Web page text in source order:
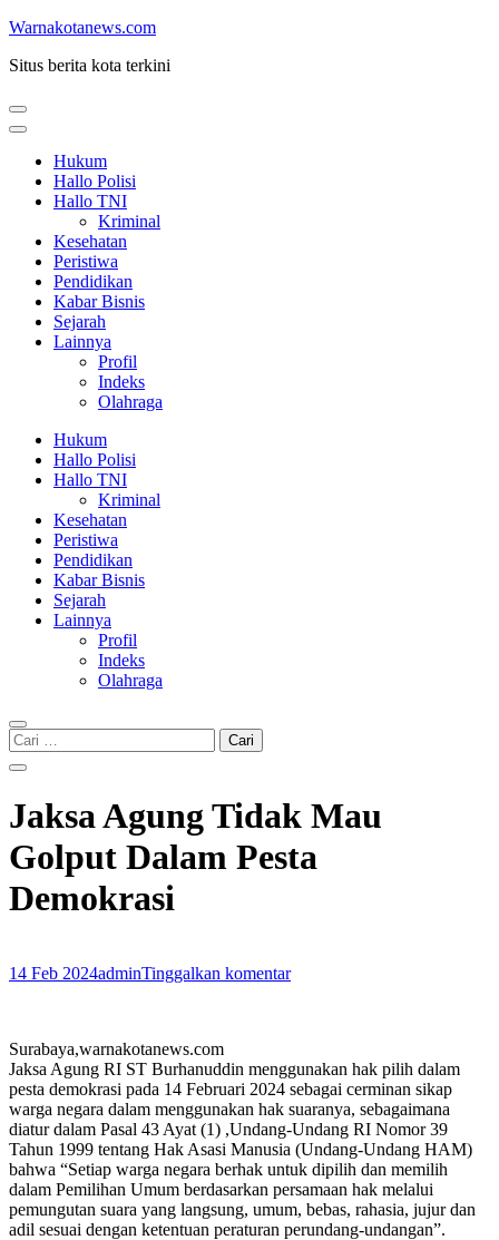
Lompat
konten
Enter)
Warnakotanews.com
Situs berita kota terkini
Hukum
Hallo Polisi
Hallo TNI
Kriminal
Kesehatan
Peristiwa
Pendidikan
Kabar Bisnis
Sejarah
Lainnya
Profil
Indeks
Olahraga
Hukum
Hallo Polisi
Hallo TNI
Kriminal
Kesehatan
Peristiwa
Pendidikan
Kabar Bisnis
Sejarah
Lainnya
Profil
Indeks
Olahraga
Cari
untuk:
Jaksa Agung Tidak Mau
Golput Dalam Pesta
Demokrasi
14 Feb 2024adminTinggalkan komentar
Surabaya,warnakotanews.com
Jaksa Agung RI ST Burhanuddin menggunakan hak pilih dalam
pesta demokrasi pada 14 Februari 2024 sebagai cerminan sikap
warga negara dalam menggunakan hak suaranya, sebagaimana
diatur dalam Pasal 43 Ayat (1) ,Undang-Undang RI Nomor 39
Tahun 1999 tentang Hak Asasi Manusia (Undang-Undang HAM)
bahwa “Setiap warga negara berhak untuk dipilih dan memilih
dalam Pemilihan Umum berdasarkan persamaan hak melalui
pemungutan suara yang langsung, umum, bebas, rahasia, jujur dan
adil sesuai dengan ketentuan peraturan perundang-undangan”.